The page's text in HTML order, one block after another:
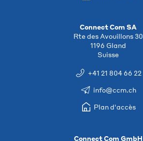
Connect Com SA
Rte des Avouillons 30
1196 Gland
Suisse
+41 21 804 66 22
info@ccm.ch
Plan d'accès
Connect Com GmbH